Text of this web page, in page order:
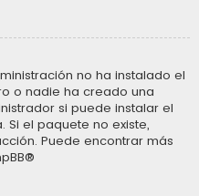
no ha instalado el
o nadie ha creado una
si puede instalar el
el paquete no existe,
Puede encontrar más
®